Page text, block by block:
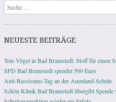
Suchen
NEUESTE BEITRÄGE
Tote Vögel in Bad Bramstedt: Stoff für einen
SPD Bad Bramstedt spendet 500 Euro
Anti-Rassismus-Tag an der Auenland-Schule
Schön Klinik Bad Bramstedt übergibt